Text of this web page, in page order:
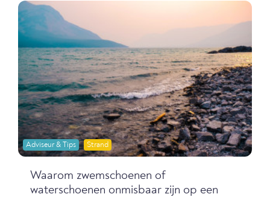
Adviseur & Tips Strand
Waarom zwemschoenen of
waterschoenen onmisbaar zijn op een